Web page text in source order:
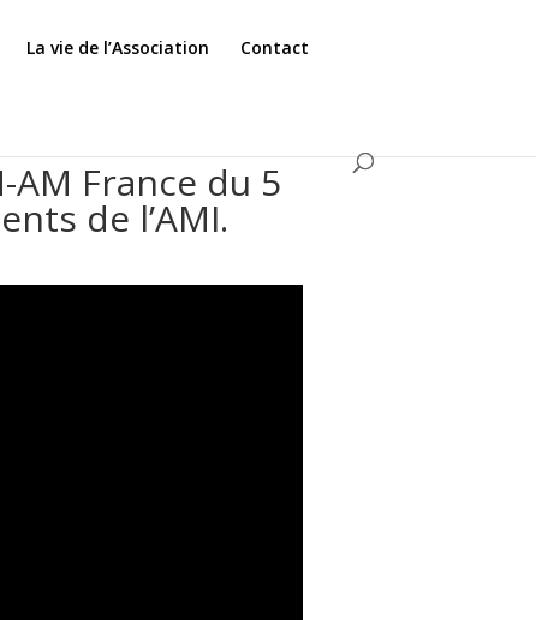
La vie de l’Association Contact
AM France du 5
de l’AMI.